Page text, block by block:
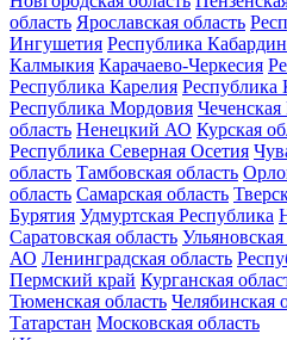
область Ярославская область
Ингушетия Республика
Калмыкия Карачаево-Черкесия
Республика Карелия Республика
Республика Мордовия Чеченская
область Ненецкий АО Курская
Республика Северная Осетия
область Тамбовская область
область Самарская область
Бурятия Удмуртская Республика
Саратовская область Ульяновская
АО Ленинградская область
Пермский край Курганская
Тюменская область Челябинская
Татарстан Московская область